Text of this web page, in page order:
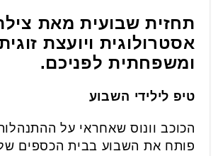
תחזית שבועית מאת
אסטרולוגית ויועצת
ומשפחתית לפניכם.
טיפ לילידי השבוע
הכוכב וונוס שאחראי על
פותח את השבוע בבית הכספים